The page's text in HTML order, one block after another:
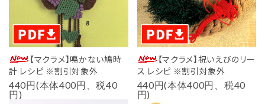
【マクラメ】鳴かない鳩時
計 レシピ ※割引対象外
440円(本体400円、税40
円)
【マクラメ】祝いえびのリー
ス レシピ ※割引対象外
440円(本体400円、税40
円)